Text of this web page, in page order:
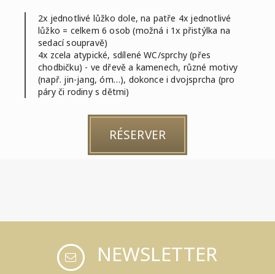
2x jednotlivé lůžko dole, na patře 4x jednotlivé
lůžko = celkem 6 osob (možná i 1x přistýlka na
sedací soupravě)
4x zcela atypické, sdílené WC/sprchy (přes
chodbičku) - ve dřevě a kamenech, různé motivy
(např. jin-jang, óm…), dokonce i dvojsprcha (pro
páry či rodiny s dětmi)
RÉSERVER
NEWSLETTER